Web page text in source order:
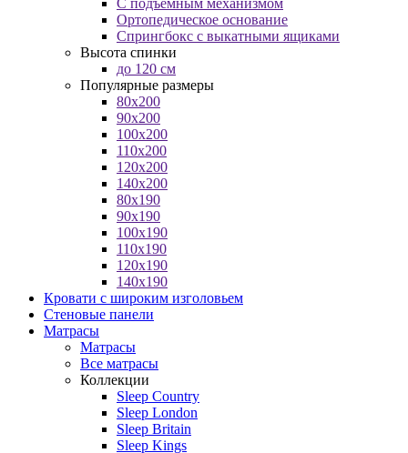
С подъемным механизмом
Ортопедическое основание
Спрингбокс с выкатными ящиками
Высота спинки
до 120 см
Популярные размеры
80x200
90x200
100x200
110x200
120x200
140x200
80x190
90x190
100x190
110x190
120x190
140x190
Кровати с широким изголовьем
Стеновые панели
Матрасы
Матрасы
Все матрасы
Коллекции
Sleep Country
Sleep London
Sleep Britain
Sleep Kings